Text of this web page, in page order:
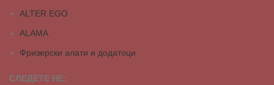
ALTER EGO
ALAMA
Фризерски алати и додатоци
СЛЕДЕТЕ НЕ: